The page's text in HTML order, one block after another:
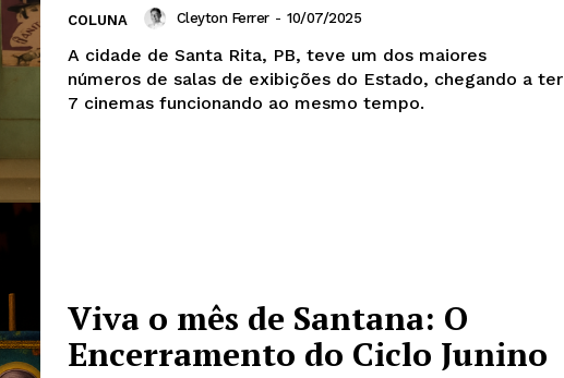
COLUNA Cleyton Ferrer - 10/07/2025
A cidade de Santa Rita, PB, teve um dos maiores
números de salas de exibições do Estado, chegando a ter
7 cinemas funcionando ao mesmo tempo.
Viva o mês de Santana: O
Encerramento do Ciclo Junino